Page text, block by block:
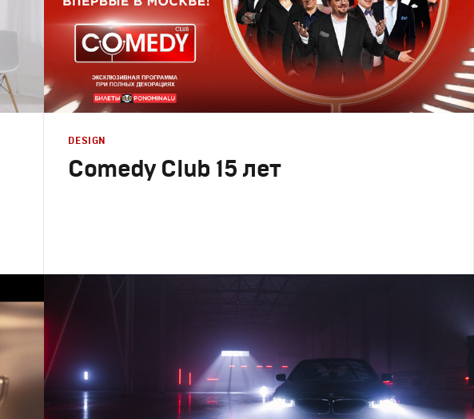
Comedy Club 15 лет
Design
Графический дизайн
DESIGN